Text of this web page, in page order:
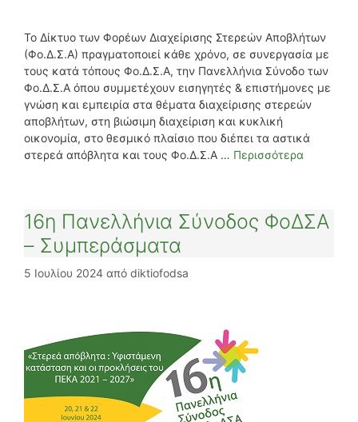
Το Δίκτυο των Φορέων Διαχείρισης Στερεών Αποβλήτων
(Φο.Δ.Σ.Α) πραγματοποιεί κάθε χρόνο, σε συνεργασία με
τους κατά τόπους Φο.Δ.Σ.Α, την Πανελλήνια Σύνοδο των
Φο.Δ.Σ.Α όπου συμμετέχουν εισηγητές & επιστήμονες με
γνώση και εμπειρία στα θέματα διαχείρισης στερεών
αποβλήτων, στη βιώσιμη διαχείριση και κυκλική
οικονομία, στο θεσμικό πλαίσιο που διέπει τα αστικά
στερεά απόβλητα και τους Φο.Δ.Σ.Α … Περισσότερα
16η Πανελλήνια Σύνοδος ΦοΔΣΑ
– Συμπεράσματα
5 Ιουλίου 2024 από diktiofodsa